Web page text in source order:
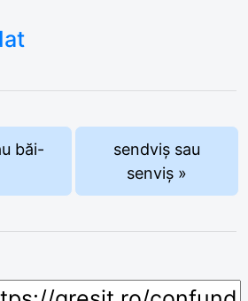
băi-
sendviș sau
senviș »